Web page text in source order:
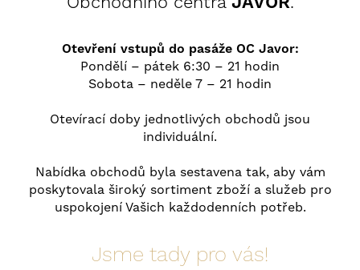
Otevření vstupů do pasáže OC Javor:
Pondělí – pátek 6:30 – 21 hodin
Sobota – neděle 7 – 21 hodin
Otevírací doby jednotlivých obchodů jsou
individuální.
Nabídka obchodů byla sestavena tak, aby vám
poskytovala široký sortiment zboží a služeb pro
uspokojení Vašich každodenních potřeb.
Jsme tady pro vás!